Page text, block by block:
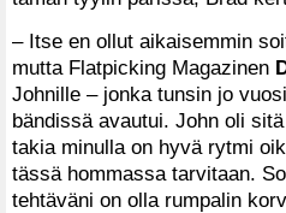
– Itse en ollut aikaisemmin
mutta Flatpicking Magazinen
Johnille – jonka tunsin jo
bändissä avautui. John oli
takia minulla on hyvä rytmi
tässä hommassa tarvitaan.
tehtäväni on olla rumpalin